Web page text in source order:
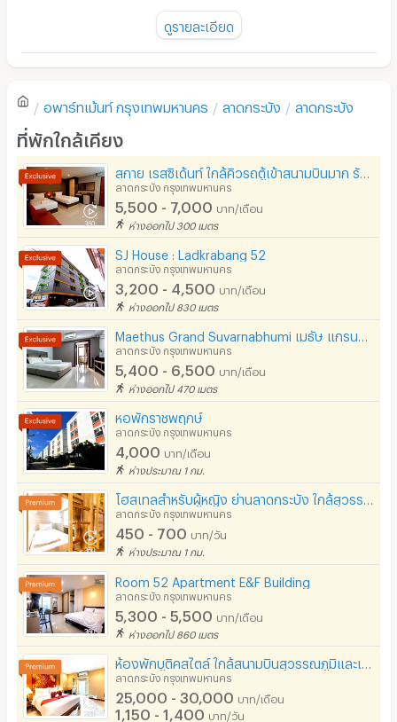
โซฟา
โต๊ะ - เก้าอี้ทำงาน
เตาปรุงอาหาร
อนุญาตให้เลี้ยงสัตว์
อนุญาตให้สูบบุหรี่ในห้องพัก
โทรศัพท์สายตรง
ที่จอดรถ
ที่จอดรถมอเตอร์ไซด์/จักรยาน
ลิฟต์
สระว่ายน้ำ
โรงยิม / ฟิตเนส
เคเบิลทีวี / ดาวเทียม
มีระบบรักษาความปลอดภัย (keycard)
มีระบบรักษาความปลอดภัย (สแกนลายนิ้วมือ)
กล้องวงจรปิด (CCTV)
ร้านขายอาหาร
ร้านค้า สะดวกซื้อ
ยังไม่มีรีวิวของอพาร์ทเม้นท์นี้
เขียนรีวิวแรกของอพาร์ทเม้นท์นี้
ดูรายละเอียด
อพาร์ทเม้นท์ กรุงเทพมหานคร ลาดกระบัง ลาดกระบัง
ที่พักใกล้เคียง
สกาย เรสซิเด้นท์ ใกล้คิวรถตู้เข้าสนามบินมาก รับระยะสั้น 1 เดือนขึ้นไป
ลาดกระบัง กรุงเทพมหานคร
5,500 - 7,000 บาท/เดือน
ห่างออกไป 300 เมตร
SJ House : Ladkrabang 52
ลาดกระบัง กรุงเทพมหานคร
3,200 - 4,500 บาท/เดือน
ห่างออกไป 830 เมตร
ลาดกระบัง กรุงเทพมหานคร
5,400 - 6,500 บาท/เดือน
ห่างออกไป 470 เมตร
หอพักราชพฤกษ์
ลาดกระบัง กรุงเทพมหานคร
4,000 บาท/เดือน
ห่างประมาณ 1 กม.
ลาดกระบัง กรุงเทพมหานคร
450 - 700 บาท/วัน
ห่างประมาณ 1 กม.
Room 52 Apartment E&F Building
ลาดกระบัง กรุงเทพมหานคร
5,300 - 5,500 บาท/เดือน
ห่างออกไป 860 เมตร
ลาดกระบัง กรุงเทพมหานคร
25,000 - 30,000 บาท/เดือน
1,150 - 1,400 บาท/วัน